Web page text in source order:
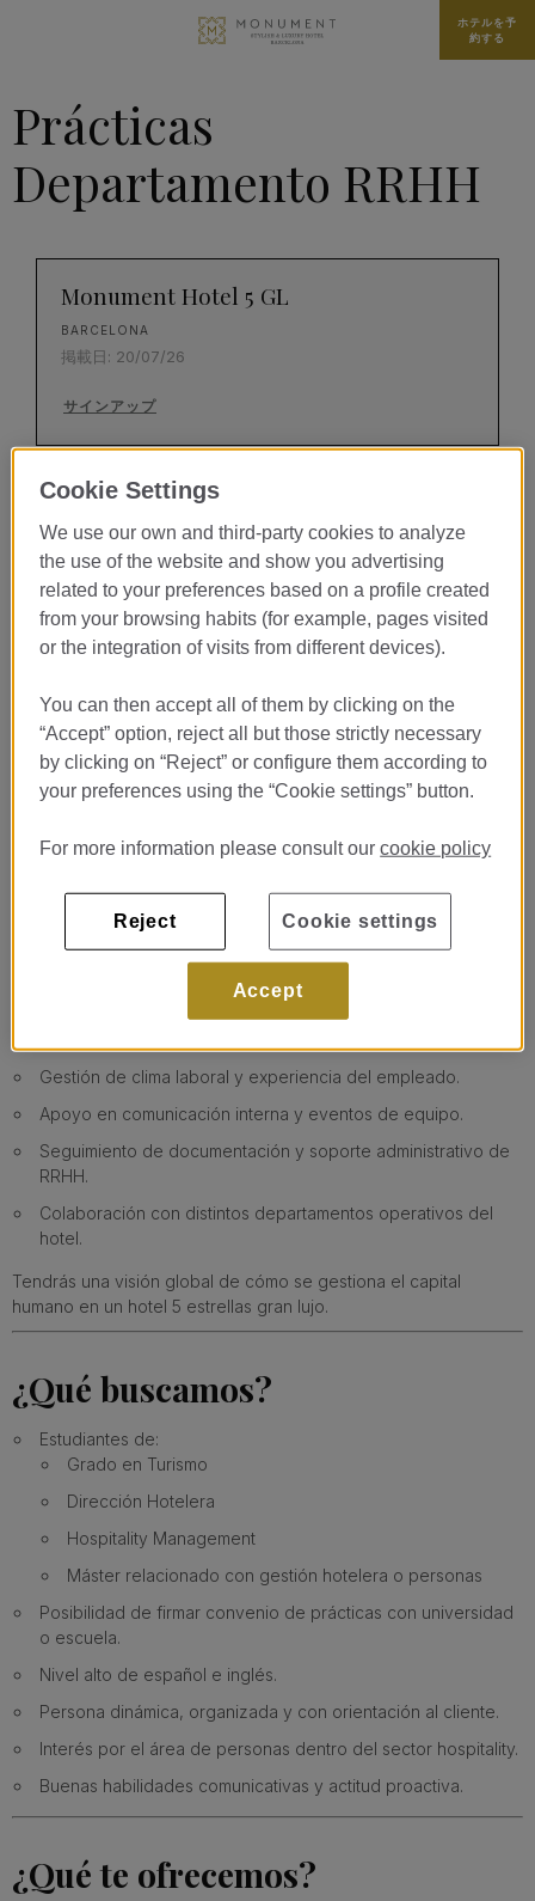
ホテルを予
約する
Prácticas
Departamento RRHH
Monument Hotel 5 GL
BARCELONA
掲載日: 20/07/26
サインアップ
¿Te apasiona el mundo hotelero
y quieres descubrir cómo se
gestiona el talento en un hotel
de lujo?
Barcelona, buscamos incorporar un/a estudiante en prácticas
para nuestro departamento de
Recursos Humanos
Si estás estudiandoTurismo, Dirección Hotelera o
Hospitality Management y quieres vivir una experiencia
formativa real en un entorno premium, esta es tu oportunidad.
¿Qué aprenderás con nosotros?
en el día a día del hotel y colaborando en áreas como:
Procesos de selección y onboarding de nuevos talentos.
Gestión de clima laboral y experiencia del empleado.
Apoyo en comunicación interna y eventos de equipo.
Seguimiento de documentación y soporte administrativo de
RRHH.
Colaboración con distintos departamentos operativos del
hotel.
Tendrás una visión global de cómo se gestiona el capital
humano en un hotel 5 estrellas gran lujo.
¿Qué buscamos?
Estudiantes de:
Grado en Turismo
Dirección Hotelera
Hospitality Management
Máster relacionado con gestión hotelera o personas
Posibilidad de firmar convenio de prácticas con universidad
o escuela.
Nivel alto de español e inglés.
Persona dinámica, organizada y con orientación al cliente.
Interés por el área de personas dentro del sector hospitality.
Buenas habilidades comunicativas y actitud proactiva.
¿Qué te ofrecemos?
Cookie Settings
We use our own and third-party cookies to analyze
the use of the website and show you advertising
related to your preferences based on a profile created
from your browsing habits (for example, pages visited
or the integration of visits from different devices).
You can then accept all of them by clicking on the
“Accept” option, reject all but those strictly necessary
by clicking on “Reject” or configure them according to
your preferences using the “Cookie settings” button.
For more information please consult ourcookie policy
Reject
Accept
Cookie settings